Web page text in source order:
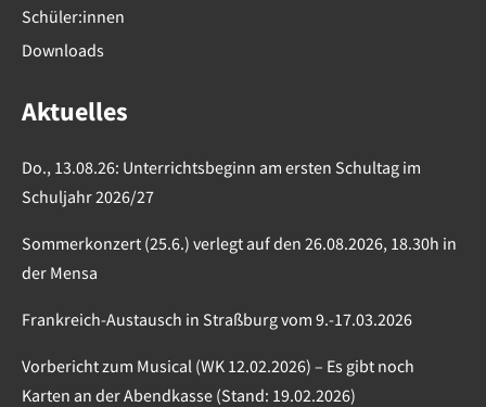
Schüler:innen
Downloads
Aktuelles
Do., 13.08.26: Unterrichtsbeginn am ersten Schultag im
Schuljahr 2026/27
Sommerkonzert (25.6.) verlegt auf den 26.08.2026, 18.30h in
der Mensa
Frankreich-Austausch in Straßburg vom 9.-17.03.2026
Vorbericht zum Musical (WK 12.02.2026) – Es gibt noch
Karten an der Abendkasse (Stand: 19.02.2026)